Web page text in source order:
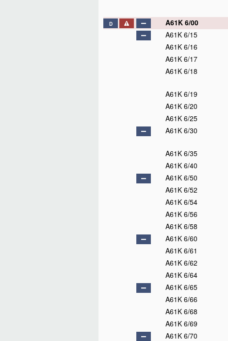
D A61K 6/00
A61K 6/15
A61K 6/16
A61K 6/17
A61K 6/18
A61K 6/19
A61K 6/20
A61K 6/25
A61K 6/30
A61K 6/35
A61K 6/40
A61K 6/50
A61K 6/52
A61K 6/54
A61K 6/56
A61K 6/58
A61K 6/60
A61K 6/61
A61K 6/62
A61K 6/64
A61K 6/65
A61K 6/66
A61K 6/68
A61K 6/69
A61K 6/70